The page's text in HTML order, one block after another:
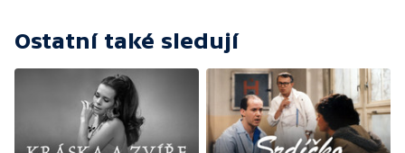
Ostatní také sledují